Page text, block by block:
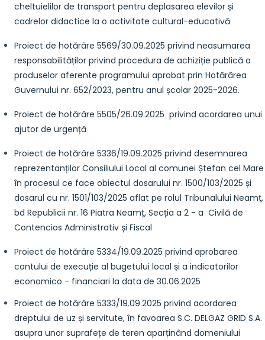
cheltuielilor de transport pentru deplasarea elevilor și
cadrelor didactice la o activitate cultural-educativă
Proiect de hotărâre 5569/30.09.2025 privind neasumarea
responsabilităților privind procedura de achiziție publică a
produselor aferente programului aprobat prin Hotărârea
Guvernului nr. 652/2023, pentru anul școlar 2025-2026.
Proiect de hotărâre 5505/26.09.2025 privind acordarea unui
ajutor de urgență
Proiect de hotărâre 5336/19.09.2025 privind desemnarea
reprezentanților Consiliului Local al comunei Ștefan cel Mare
în procesul ce face obiectul dosarului nr. 1500/103/2025 și
dosarul cu nr. 1501/103/2025 aflat pe rolul Tribunalului Neamț,
bd Republicii nr. 16 Piatra Neamț, Secția a 2 - a Civilă de
Contencios Administrativ și Fiscal
Proiect de hotărâre 5334/19.09.2025 privind aprobarea
contului de execuție al bugetului local și a indicatorilor
economico - financiari la data de 30.06.2025
Proiect de hotărâre 5333/19.09.2025 privind acordarea
dreptului de uz și servitute, în favoarea S.C. DELGAZ GRID S.A.
asupra unor suprafețe de teren aparținând domeniului